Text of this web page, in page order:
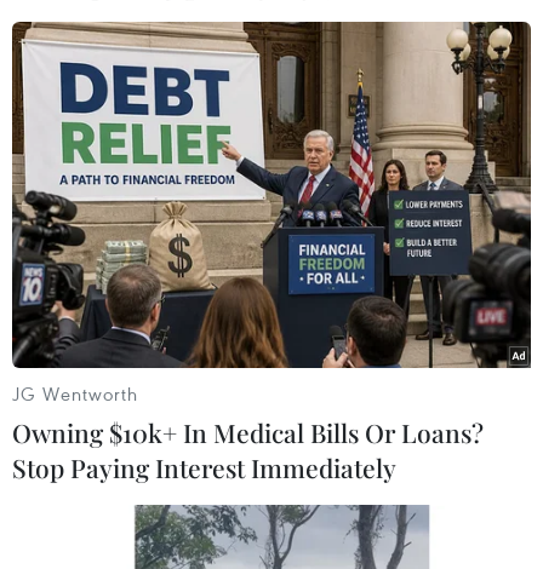
(TTXVN/Vietnam+)
#Nga #Ukraine #Tù nhân
#Biển Azov
#Tổng thống Ukraine Volodymyr Zelensky
Nga
JG Wentworth
Owning $10k+ In Medical Bills Or Loans?
Stop Paying Interest Immediately